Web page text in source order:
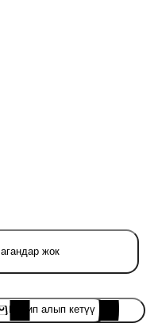
жок
Келип алып кетүү